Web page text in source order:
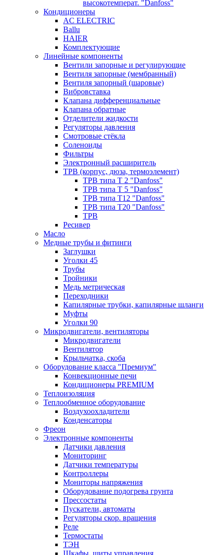
высокотемперат. "Danfoss"
Кондиционеры
AC ELECTRIC
Ballu
HAIER
Комплектующие
Линейные компоненты
Вентили запорные и регулирующие
Вентиля запорные (мембранный)
Вентиля запорный (шаровые)
Вибровставка
Клапана дифференциальные
Клапана обратные
Отделители жидкости
Регуляторы давления
Смотровые стёкла
Соленоиды
Фильтры
Электронный расширитель
ТРВ (корпус, дюза, термоэлемент)
ТРВ типа Т 2 "Danfoss"
ТРВ типа Т 5 "Danfoss"
ТРВ типа Т12 "Danfoss"
ТРВ типа Т20 "Danfoss"
ТРВ
Ресивер
Масло
Медные трубы и фитинги
Заглушки
Уголки 45
Трубы
Тройники
Медь метрическая
Переходники
Капилярные трубки, капилярные шланги
Муфты
Уголки 90
Микродвигатели, вентиляторы
Микродвигатели
Вентилятор
Крыльчатка, скоба
Оборудование класса "Премиум"
Конвекционные печи
Кондиционеры PREMIUM
Теплоизоляция
Теплообменное оборудование
Воздухоохладители
Конденсаторы
Фреон
Электронные компоненты
Датчики давления
Мониторинг
Датчики температуры
Контроллеры
Мониторы напряжения
Оборудование подогрева грунта
Прессостаты
Пускатели, автоматы
Регуляторы скор. вращения
Реле
Термостаты
ТЭН
Шкафы, шиты управления